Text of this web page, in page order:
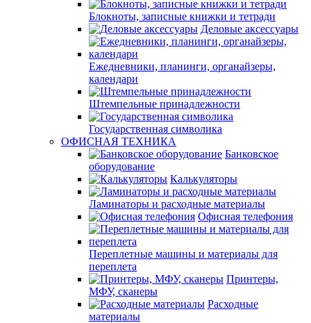
Блокноты, записные книжки и тетради
Деловые аксессуары
Ежедневники, планинги, органайзеры,
календари
Штемпельные принадлежности
Государственная символика
ОФИСНАЯ ТЕХНИКА
Банковское
оборудование
Калькуляторы
Ламинаторы и расходные материалы
Офисная телефония
Переплетные машины и материалы для
переплета
Принтеры,
МФУ, сканеры
Расходные
материалы